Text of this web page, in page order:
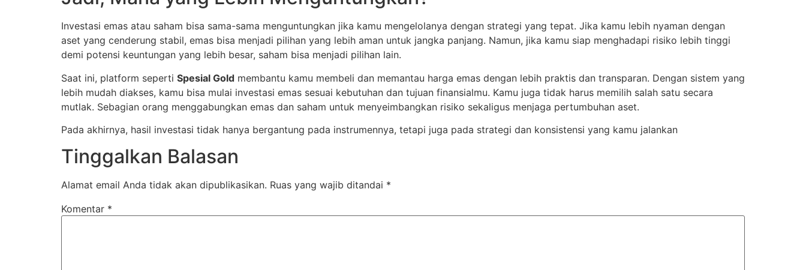
Investasi emas atau saham bisa sama-sama menguntungkan jika kamu mengelolanya dengan strategi yang tepat. Jika kamu lebih nyaman dengan
aset yang cenderung stabil, emas bisa menjadi pilihan yang lebih aman untuk jangka panjang. Namun, jika kamu siap menghadapi risiko lebih tinggi
demi potensi keuntungan yang lebih besar, saham bisa menjadi pilihan lain.
Saat ini, platform seperti Spesial Gold membantu kamu membeli dan memantau harga emas dengan lebih praktis dan transparan. Dengan sistem yang
lebih mudah diakses, kamu bisa mulai investasi emas sesuai kebutuhan dan tujuan finansialmu. Kamu juga tidak harus memilih salah satu secara
mutlak. Sebagian orang menggabungkan emas dan saham untuk menyeimbangkan risiko sekaligus menjaga pertumbuhan aset.
Pada akhirnya, hasil investasi tidak hanya bergantung pada instrumennya, tetapi juga pada strategi dan konsistensi yang kamu jalankan
Tinggalkan Balasan
Alamat email Anda tidak akan dipublikasikan. Ruas yang wajib ditandai *
Komentar *